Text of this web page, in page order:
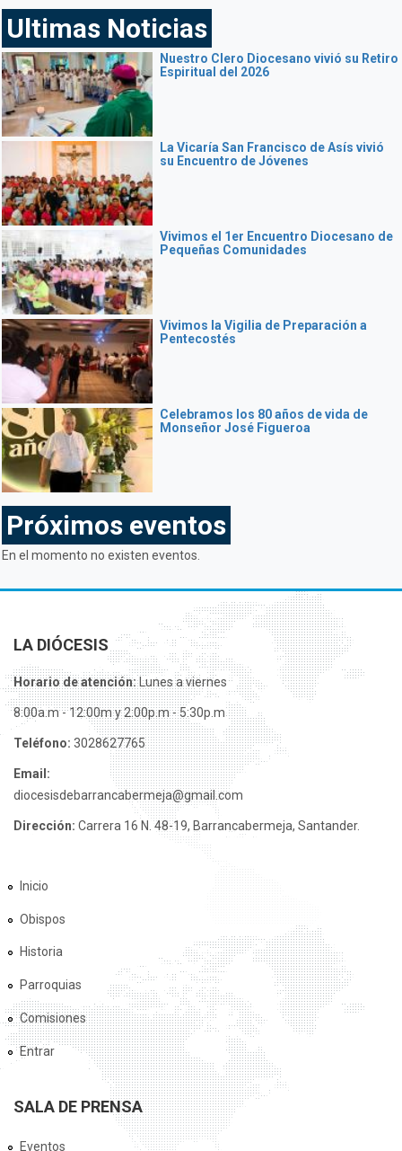
Ultimas Noticias
Nuestro Clero Diocesano vivió su Retiro
Espiritual del 2026
La Vicaría San Francisco de Asís vivió
su Encuentro de Jóvenes
Vivimos el 1er Encuentro Diocesano de
Pequeñas Comunidades
Vivimos la Vigilia de Preparación a
Pentecostés
Celebramos los 80 años de vida de
Monseñor José Figueroa
Próximos eventos
En el momento no existen eventos.
LA DIÓCESIS
Horario de atención:Lunes a viernes
8:00a.m - 12:00m y 2:00p.m - 5:30p.m
Teléfono: 3028627765
Email:
diocesisdebarrancabermeja@gmail.com
Dirección: Carrera 16 N. 48-19, Barrancabermeja, Santander.
Inicio
Obispos
Historia
Parroquias
Comisiones
Entrar
SALA DE PRENSA
Eventos